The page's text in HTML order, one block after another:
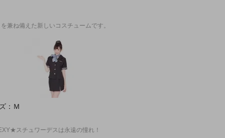
兼ね備えた新しいコスチュームです。
：Ｍ
スチュワーデスは永遠の憧れ！